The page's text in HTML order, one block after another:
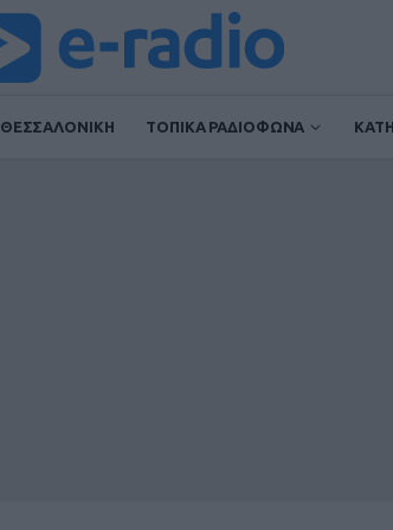
ΘΕΣΣΑΛΟΝΙΚΗ ΤΟΠΙΚΑ ΡΑΔΙΟΦΩΝΑ